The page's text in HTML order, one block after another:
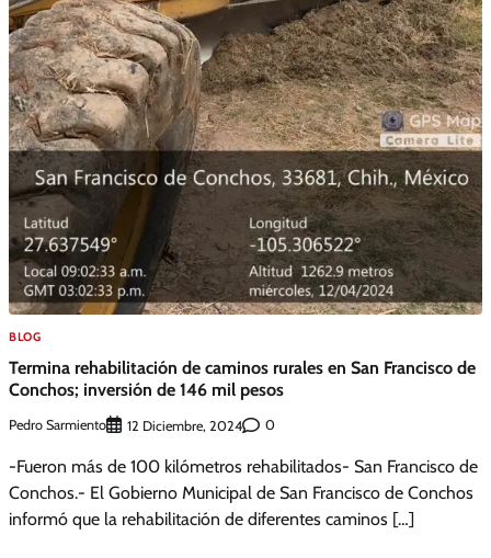
BLOG
Termina rehabilitación de caminos rurales en San Francisco de
Conchos; inversión de 146 mil pesos
Pedro Sarmiento 12 Diciembre, 2024 0
-Fueron más de 100 kilómetros rehabilitados- San Francisco de
Conchos.- El Gobierno Municipal de San Francisco de Conchos
informó que la rehabilitación de diferentes caminos […]